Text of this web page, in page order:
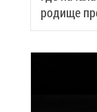
ро­ди­ще
че­ский